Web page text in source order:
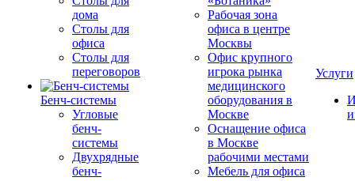
дома
Столы для
офиса
Столы для
переговоров
Бенч-системы
Угловые
бенч-
системы
Двухрядные
бенч-
Рабочая зона
офиса в центре
Москвы
Офис крупного
игрока рынка
медицинского
оборудования в
Москве
Оснащение офиса
в Москве
рабочими местами
Мебель для офиса
Услуги